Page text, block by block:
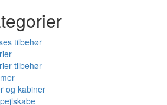
tilbehør
tilbehør
og kabiner